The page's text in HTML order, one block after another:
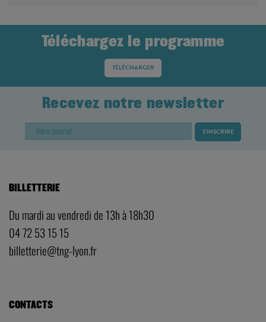
Téléchargez le programme
TÉLÉCHARGER
Recevez notre newsletter
BILLETTERIE
Du mardi au vendredi de 13h à 18h30
04 72 53 15 15
billetterie@tng-lyon.fr
CONTACTS